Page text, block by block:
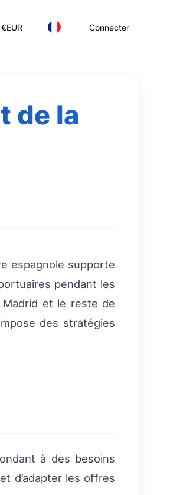
€EUR Connecter
de la
espagnole supporte
pendant les
et le reste de
des stratégies
à des besoins
d’adapter les offres